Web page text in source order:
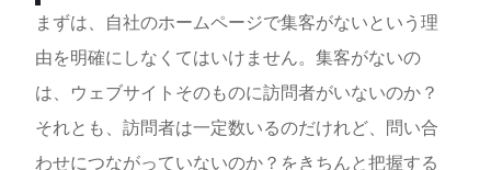
まずは、自社のホームページで集客がないという理
由を明確にしなくてはいけません。集客がないの
は、ウェブサイトそのものに訪問者がいないのか？
それとも、訪問者は一定数いるのだけれど、問い合
わせにつながっていないのか？をきちんと把握する